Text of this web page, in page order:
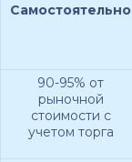
Самостоятельно
90-95% от
рыночной
стоимости с
учетом торга